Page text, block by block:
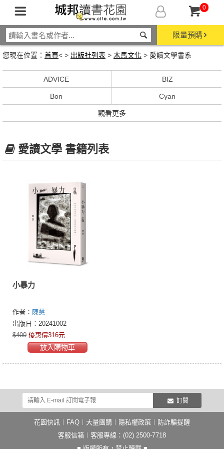
0
限量預購
您現在位置： 首頁< > 出版社列表 > 木馬文化 > 愛讀文學書系
ADVICE BIZ
Bon Cyan
觀看更多
愛讀文學 書籍列表
小暴力
作者： 陳慧
出版日：20241002
$400 優惠價316元
放入購物車
訂閱
花園快訊 FAQ 大量團購 隱私權政策
防詐騙提醒
客服信箱 ︱客服專線：(02) 2500-7718